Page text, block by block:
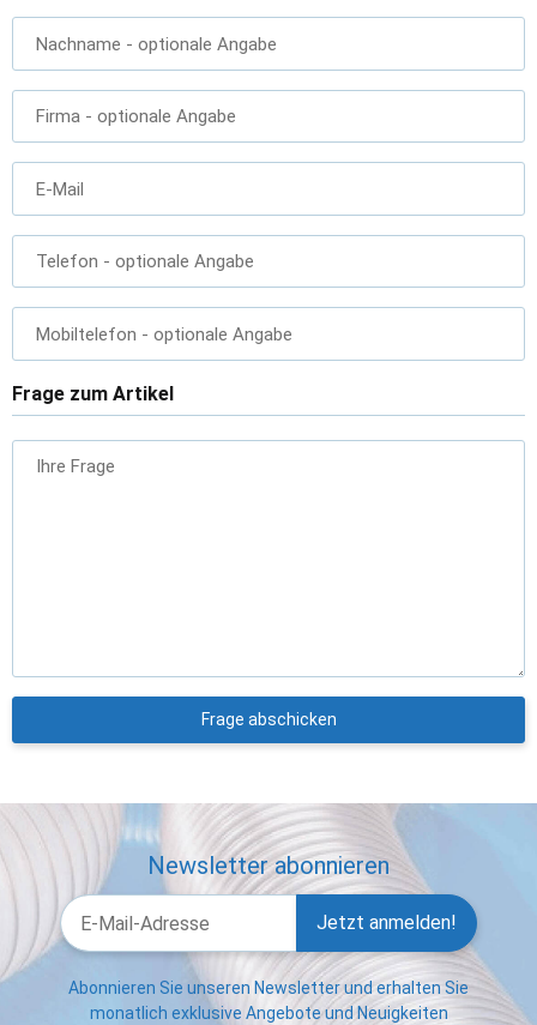
Nachname - optionale Angabe
Firma - optionale Angabe
E-Mail
Telefon - optionale Angabe
Mobiltelefon - optionale Angabe
Frage zum Artikel
Ihre Frage
Frage abschicken
Newsletter abonnieren
Jetzt anmelden!
Abonnieren Sie unseren Newsletter und erhalten Sie
monatlich exklusive Angebote und Neuigkeiten